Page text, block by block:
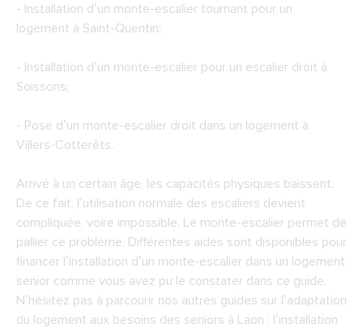
- Installation d’un monte-escalier tournant pour un
logement à Saint-Quentin;
- Installation d’un monte-escalier pour un escalier droit à
Soissons;
- Pose d’un monte-escalier droit dans un logement à
Villers-Cotterêts.
Arrivé à un certain âge, les capacités physiques baissent.
De ce fait, l’utilisation normale des escaliers devient
compliquée, voire impossible. Le monte-escalier permet de
pallier ce problème. Différentes aides sont disponibles pour
financer l’installation d’un monte-escalier dans un logement
senior comme vous avez pu le constater dans ce guide.
N’hésitez pas à parcourir nos autres guides sur l’adaptation
du logement aux besoins des seniors à Laon : l’installation